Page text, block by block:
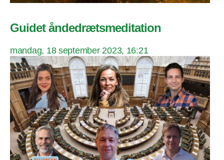
Guidet åndedrætsmeditation
mandag, 18 september 2023, 16:21